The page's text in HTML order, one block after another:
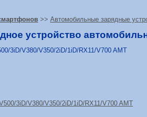
>> Автомобильные зарядные
устройство